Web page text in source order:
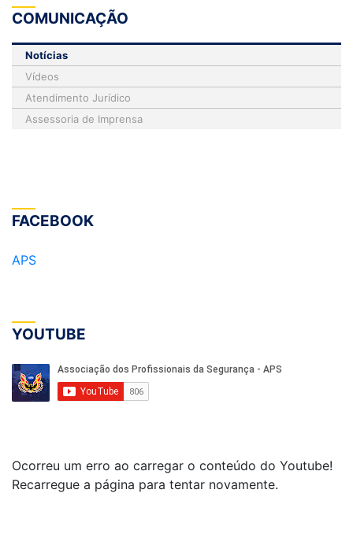
COMUNICAÇÃO
Notícias
Vídeos
Atendimento Jurídico
Assessoria de Imprensa
FACEBOOK
APS
YOUTUBE
Ocorreu um erro ao carregar o conteúdo do Youtube!
Recarregue a página para tentar novamente.